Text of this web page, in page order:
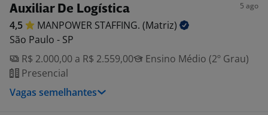
Auxiliar De Logística 5 ago
4,5 MANPOWER STAFFING. (Matriz)
São Paulo - SP
R$ 2.000,00 a R$ 2.559,00
Ensino Médio (2º Grau)
Presencial
Vagas semelhantes